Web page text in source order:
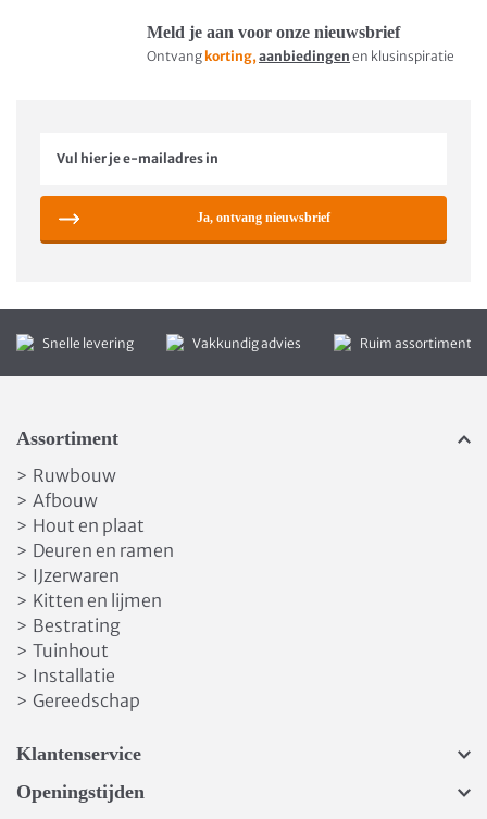
Meld je aan voor onze nieuwsbrief
Ontvang korting, aanbiedingen en klusinspiratie
Ja, ontvang nieuwsbrief
Snelle levering Vakkundig advies Ruim assortiment
Assortiment
> Ruwbouw
> Afbouw
> Hout en plaat
> Deuren en ramen
> IJzerwaren
> Kitten en lijmen
> Bestrating
> Tuinhout
> Installatie
> Gereedschap
Klantenservice
Openingstijden